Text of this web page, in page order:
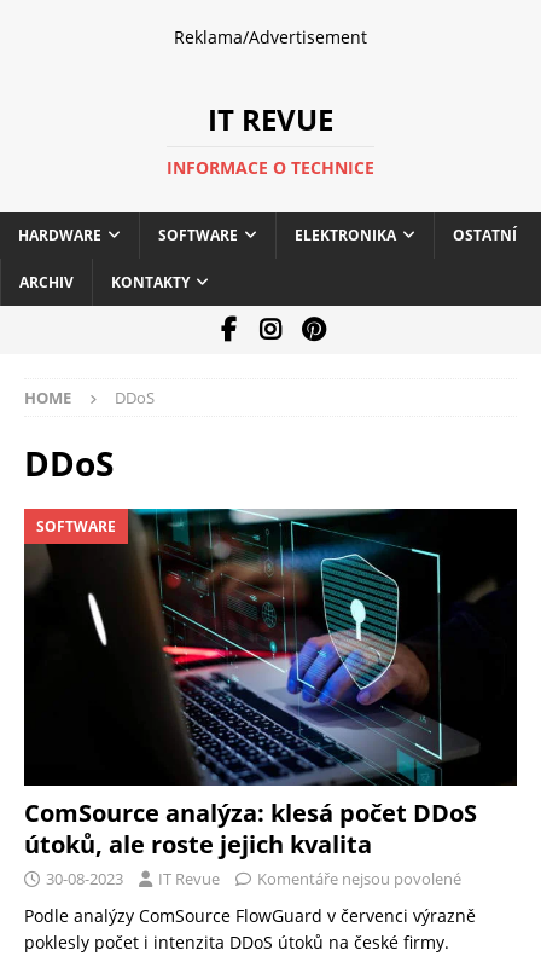
Reklama/Advertisement
IT REVUE
INFORMACE O TECHNICE
HARDWARE SOFTWARE ELEKTRONIKA OSTATNÍ
ARCHIV KONTAKTY
HOME DDoS
DDoS
SOFTWARE
ComSource analýza: klesá počet DDoS
útoků, ale roste jejich kvalita
30-08-2023 IT Revue Komentáře nejsou povolené
Podle analýzy ComSource FlowGuard v červenci výrazně
poklesly počet i intenzita DDoS útoků na české firmy.